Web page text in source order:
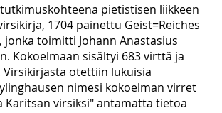
pietistisen liikkeen
1704 painettu Geist=Reiches
jonka toimitti Johann Anastasius
Kokoelmaan sisältyi 683 virttä ja
Virsikirjasta otettiin lukuisia
nimesi kokoelman virret
Karitsan virsiksi" antamatta tietoa